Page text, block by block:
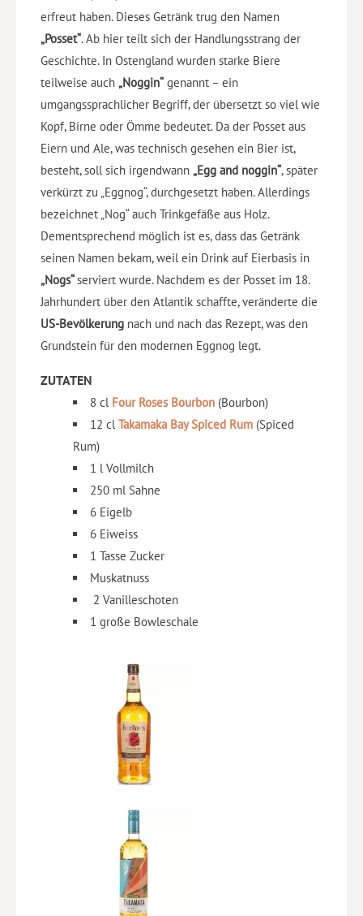
erfreut haben. Dieses Getränk trug den Namen
„Posset“. Ab hier teilt sich der Handlungsstrang der
Geschichte. In Ostengland wurden starke Biere
teilweise auch „Noggin“ genannt – ein
umgangssprachlicher Begriff, der übersetzt so viel wie
Kopf, Birne oder Ömme bedeutet. Da der Posset aus
Eiern und Ale, was technisch gesehen ein Bier ist,
besteht, soll sich irgendwann „Egg and noggin“, später
verkürzt zu „Eggnog“, durchgesetzt haben. Allerdings
bezeichnet „Nog“ auch Trinkgefäße aus Holz.
Dementsprechend möglich ist es, dass das Getränk
seinen Namen bekam, weil ein Drink auf Eierbasis in
„Nogs“serviert wurde. Nachdem es der Posset im 18.
Jahrhundert über den Atlantik schaffte, veränderte die
US-Bevölkerung nach und nach das Rezept, was den
Grundstein für den modernen Eggnog legt.
ZUTATEN
8 cl Four Roses Bourbon (Bourbon)
12 clTakamaka Bay Spiced Rum (Spiced
Rum)
1 l Vollmilch
250 ml Sahne
6 Eigelb
6 Eiweiss
1 Tasse Zucker
Muskatnuss
2 Vanilleschoten
1 große Bowleschale